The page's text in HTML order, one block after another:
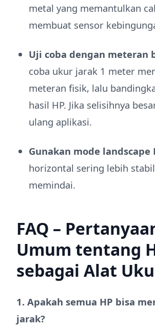
metal yang memantulkan
membuat sensor
Uji coba dengan meteran
coba ukur jarak 1 meter
meteran fisik, lalu
hasil HP. Jika selisihnya
ulang aplikasi.
Gunakan mode landscape
horizontal sering lebih
memindai.
FAQ –
Umum tentang
sebagai Alat
1. Apakah semua HP bisa
jarak?